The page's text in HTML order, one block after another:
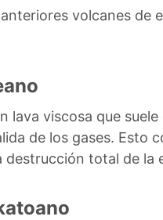
volcanes de
lava viscosa que
de los gases. Esto
destrucción total de la